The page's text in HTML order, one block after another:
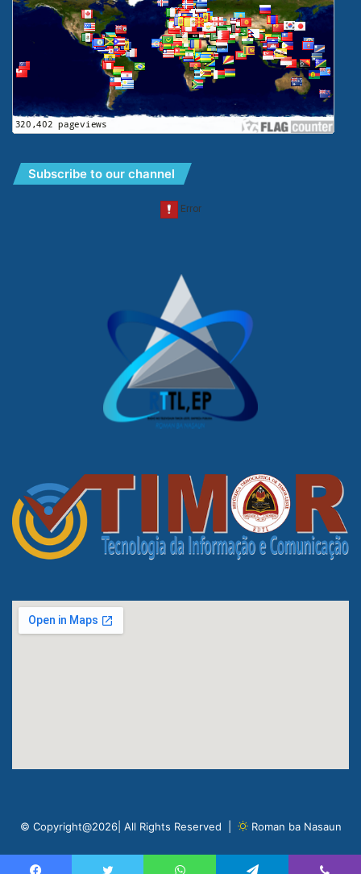
Subscribe to our channel
© Copyright@2026| All Rights Reserved | Roman ba Nasaun